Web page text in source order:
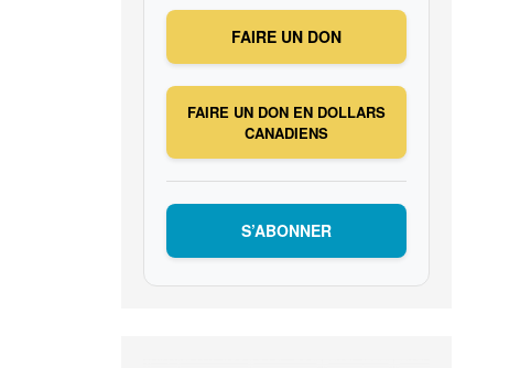
FAIRE UN DON
FAIRE UN DON EN DOLLARS
CANADIENS
S’ABONNER